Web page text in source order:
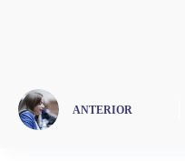
ANTERIOR